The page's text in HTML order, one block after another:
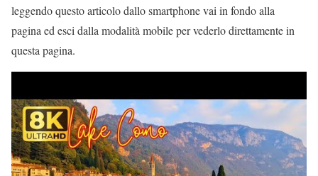
leggendo questo articolo dallo smartphone vai in fondo alla
pagina ed esci dalla modalità mobile per vederlo direttamente in
questa pagina.